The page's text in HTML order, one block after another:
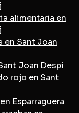
alimentaria en
en Sant Joan
Joan Despí
rojo en Sant
Esparraguera